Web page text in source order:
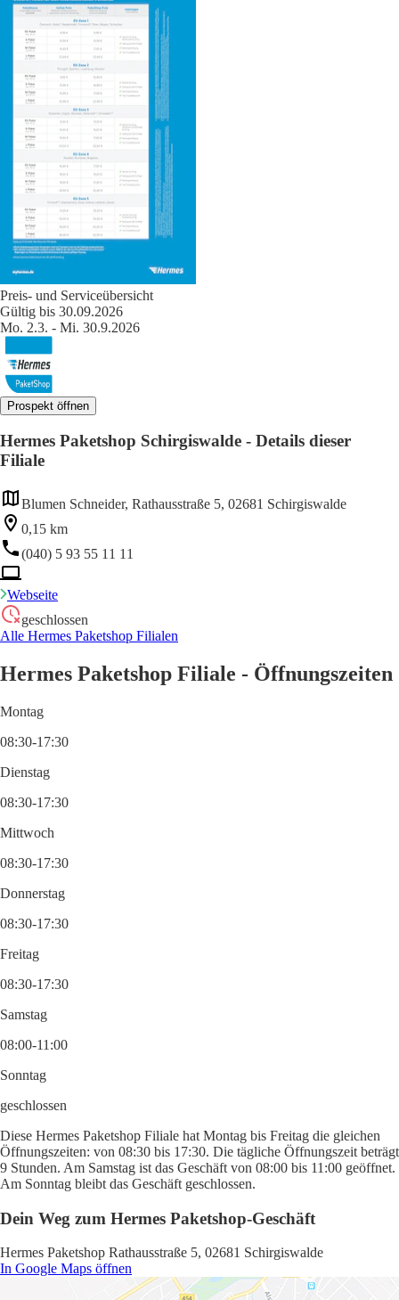
Preis- und Serviceübersicht
Gültig bis 30.09.2026
Mo. 2.3. - Mi. 30.9.2026
Prospekt öffnen
Hermes Paketshop Schirgiswalde - Details dieser
Filiale
Blumen Schneider, Rathausstraße 5, 02681 Schirgiswalde
0,15 km
(040) 5 93 55 11 11
Webseite
geschlossen
Alle Hermes Paketshop Filialen
Hermes Paketshop Filiale - Öffnungszeiten
Montag
08:30-17:30
Dienstag
08:30-17:30
Mittwoch
08:30-17:30
Donnerstag
08:30-17:30
Freitag
08:30-17:30
Samstag
08:00-11:00
Sonntag
geschlossen
Diese Hermes Paketshop Filiale hat Montag bis Freitag die gleichen
Öffnungszeiten: von 08:30 bis 17:30. Die tägliche Öffnungszeit beträgt
9 Stunden. Am Samstag ist das Geschäft von 08:00 bis 11:00 geöffnet.
Am Sonntag bleibt das Geschäft geschlossen.
Dein Weg zum Hermes Paketshop-Geschäft
Hermes Paketshop Rathausstraße 5, 02681 Schirgiswalde
In Google Maps öffnen